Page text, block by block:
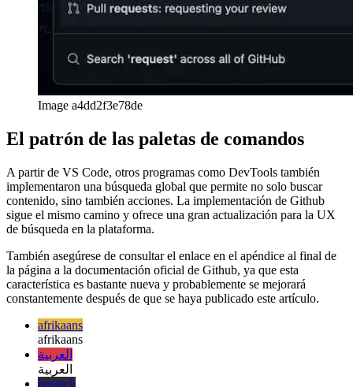
Image a4dd2f3e78de
El patrón de las paletas de comandos
implementaron una búsqueda global que permite no solo buscar
contenido, sino también acciones. La implementación de Github
sigue el mismo camino y ofrece una gran actualización para la UX
de búsqueda en la plataforma.
También asegúrese de consultar el enlace en el apéndice al final de
la página a la documentación oficial de Github, ya que esta
característica es bastante nueva y probablemente se mejorará
constantemente después de que se haya publicado este artículo.